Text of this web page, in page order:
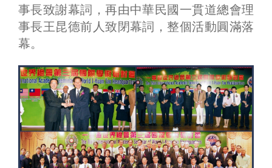
事長致謝幕詞，再由中華民國一貫道總會理
事長王昆德前人致閉幕詞，整個活動圓滿落
幕。